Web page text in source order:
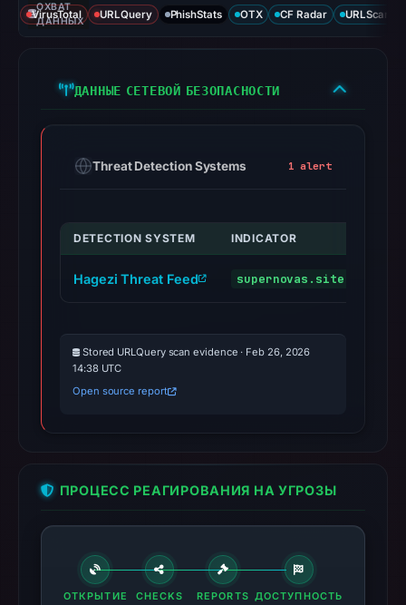
ОХВАТ
ДАННЫХ
VirusTotal URLQuery PhishStats OTX CF Radar URLScan
ДАННЫЕ СЕТЕВОЙ БЕЗОПАСНОСТИ
Threat Detection Systems 1 alert
DETECTION SYSTEM INDICATOR
Hagezi Threat Feed supernovas.site
Stored URLQuery scan evidence · Feb 26, 2026
14:38 UTC
Open source report
ПРОЦЕСС РЕАГИРОВАНИЯ НА УГРОЗЫ
ОТКРЫТИЕ CHECKS REPORTS ДОСТУПНОСТЬ